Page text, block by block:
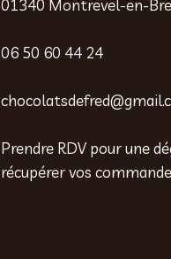
01340 Montrevel-en-
06 50 60 44 24
Prendre RDV pour une
récupérer vos